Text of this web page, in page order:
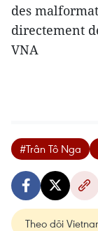
des
directement
VNA
#Trân Tô Nga
Theo dõi